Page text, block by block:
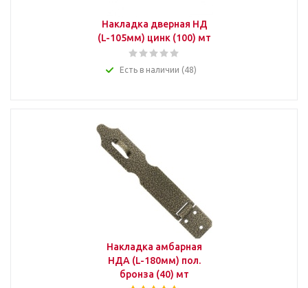
Накладка дверная НД
(L-105мм) цинк (100) мт
Есть в наличии (48)
Накладка амбарная
НДА (L-180мм) пол.
бронза (40) мт